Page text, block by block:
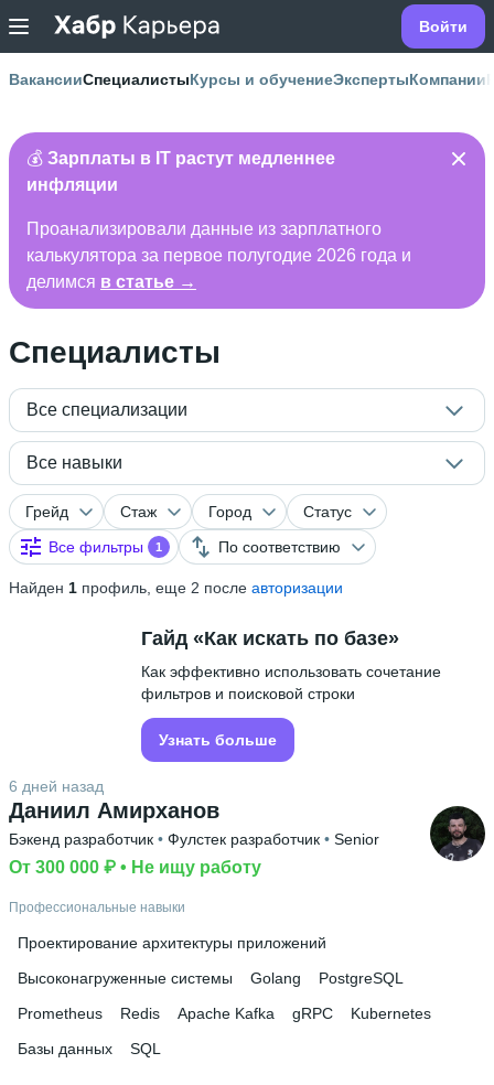
Войти
ВакансииСпециалистыКурсы и обучениеЭкспертыКомпании
💰 Зарплаты в IT растут медленнее
инфляции
Проанализировали данные из зарплатного
калькулятора за первое полугодие 2026 года и
делимся в статье →
Специалисты
Все специализации
Все навыки
Грейд Стаж Город
Статус
Все фильтры
1 По соответствию
Найден 1 профиль, еще 2 после авторизации
Гайд «Как искать по базе»
Как эффективно использовать сочетание
фильтров и поисковой строки
Узнать больше
Даниил Амирханов
6 дней назад
Бэкенд разработчик • Фулстек разработчик • Senior
От 300 000 ₽ • Не ищу работу
Профессиональные навыки
Проектирование архитектуры приложений
Высоконагруженные системы
Golang
PostgreSQL
Prometheus
Redis Apache Kafka gRPC
Kubernetes
Базы данных
SQL